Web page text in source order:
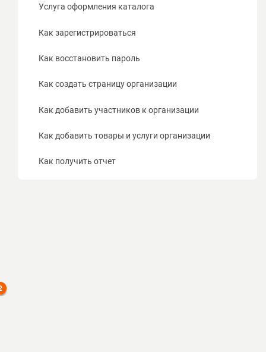
Как работает комплекс для организатора
Как работает комплекс для посетителя
Документы
Услуга оформления каталога
Как зарегистрироваться
Как восстановить пароль
Как создать страницу организации
Как добавить участников к организации
Как добавить товары и услуги организации
Как получить отчет